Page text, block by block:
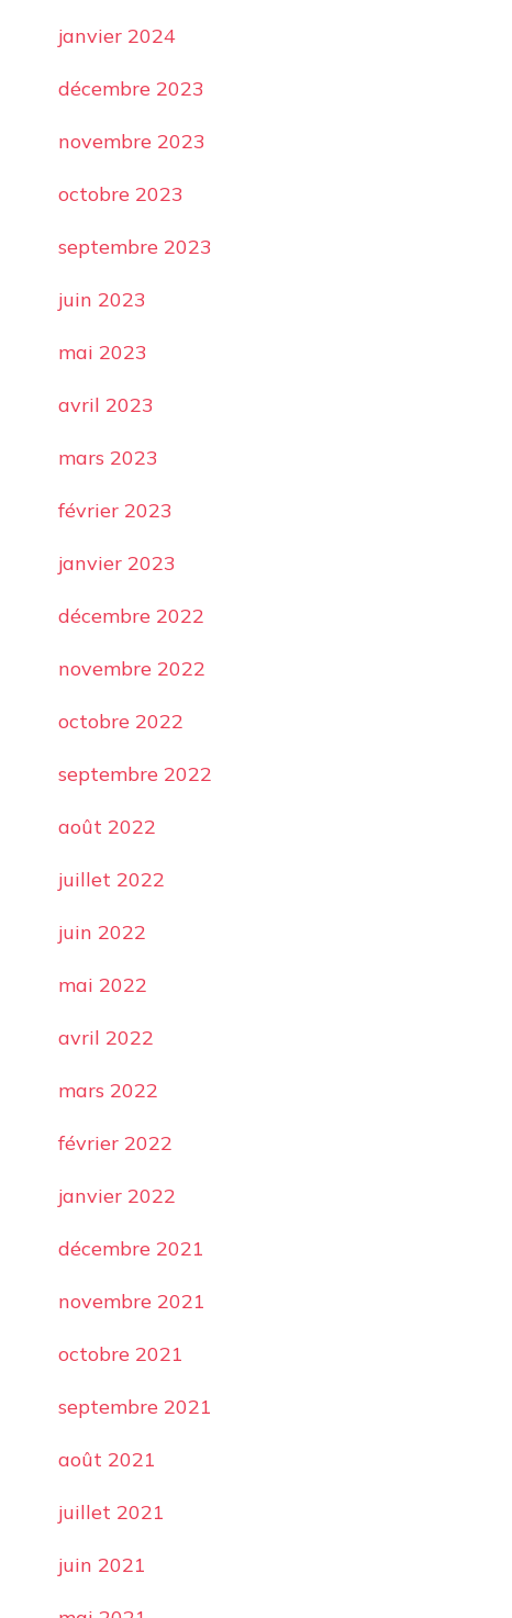
janvier 2024
décembre 2023
novembre 2023
octobre 2023
septembre 2023
juin 2023
mai 2023
avril 2023
mars 2023
février 2023
janvier 2023
décembre 2022
novembre 2022
octobre 2022
septembre 2022
août 2022
juillet 2022
juin 2022
mai 2022
avril 2022
mars 2022
février 2022
janvier 2022
décembre 2021
novembre 2021
octobre 2021
septembre 2021
août 2021
juillet 2021
juin 2021